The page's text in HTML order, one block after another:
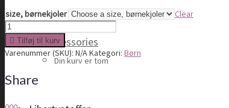
Accessories
Din kurv er tom
size, børnekjoler
Clear
Agnete
kjolen
quantity
Tilføj til kurv
Varenummer (SKU): N/AKategori: Børn
Share